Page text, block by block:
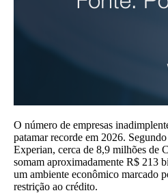
O número de empresas
patamar recorde em 2026.
Experian, cerca de 8,9 milhões de
somam aproximadamente R$ 213
um ambiente econômico marcado
restrição ao crédito.